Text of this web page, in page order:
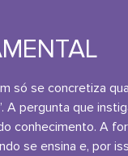
só se concretiza
A pergunta que
conhecimento. A
se ensina e, por